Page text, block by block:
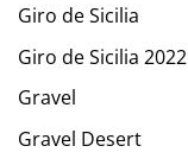
Giro de Sicilia
Giro de Sicilia 2022
Gravel
Gravel Desert